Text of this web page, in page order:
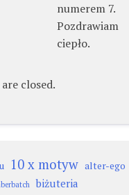
numerem 7.
Pozdrawiam
ciepło.
closed.
10 x motyw alter-ego
biżuteria